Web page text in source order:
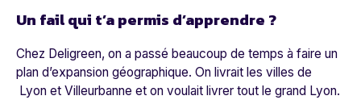
Un fail qui t’a permis d’apprendre ?
Chez Deligreen, on a passé beaucoup de temps à faire un
plan d’expansion géographique. On livrait les villes de
Lyon et Villeurbanne et on voulait livrer tout le grand Lyon.